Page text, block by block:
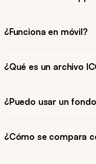
¿Funciona en móvil?
¿Qué es un archivo
¿Puedo usar un
¿Cómo se compara